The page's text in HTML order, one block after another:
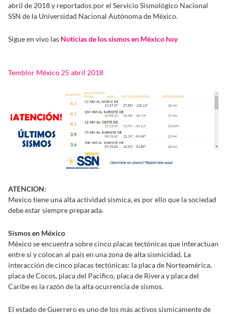
abril de 2018 y reportados por el Servicio Sismológico Nacional
SSN de la Universidad Nacional Autónoma de México.
Sigue en vivo las Noticias de los sismos en México hoy
Temblor México 25 abril 2018
ATENCION:
Mexico tiene una alta actividad sísmica, es por ello que la sociedad
debe estar siempre preparada.
Sismos en México
México se encuentra sobre cinco placas tectónicas que interactuan
entre sí y colocan al país en una zona de alta sismicidad. La
interacción de cinco placas tectónicas: la placa de Norteamérica,
placa de Cocos, placa del Pacífico, placa de Rivera y placa del
Caribe es la razón de la alta ocurrencia de sismos.
El estado de Guerrero es uno de los más activos sísmicamente de